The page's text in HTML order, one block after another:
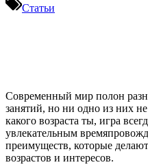
Статьи
Современный мир полон
занятий, но ни одно из них
какого возраста ты, игра
увлекательным
преимуществ, которые
возрастов и интересов.